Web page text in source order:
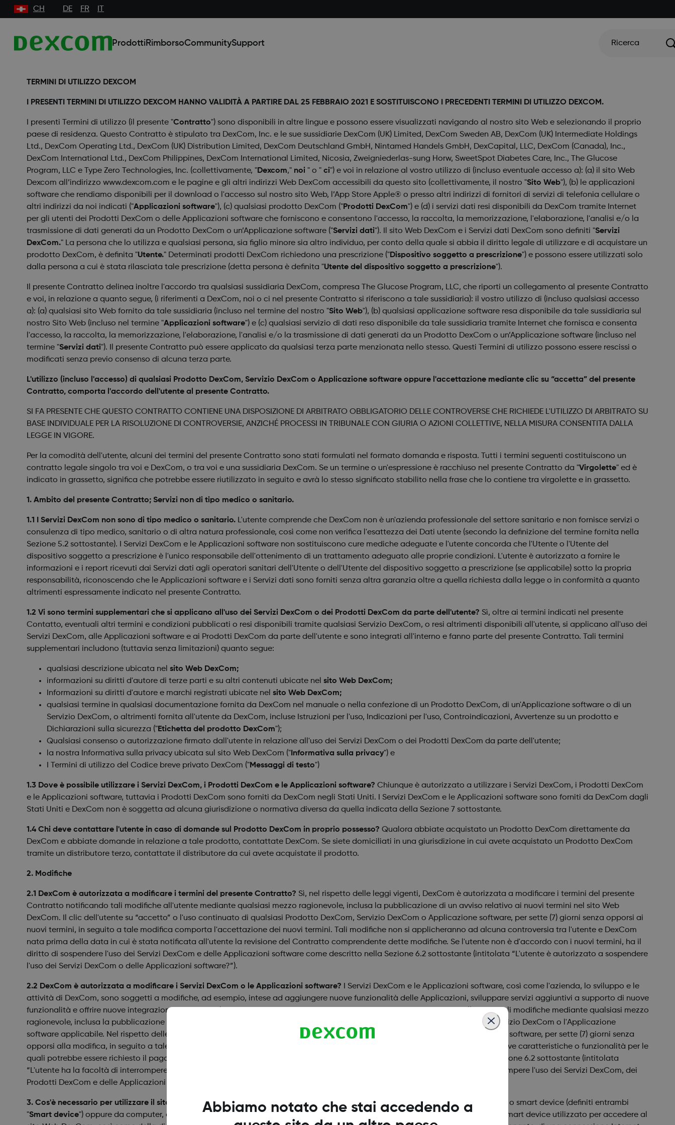
CH DE FR
Prodotti RimborsoCommunitySupport Ricerca
TERMINI DI UTILIZZO DEXCOM
I PRESENTI TERMINI DI UTILIZZO DEXCOM HANNO VALIDITÀ A PARTIRE DAL 25 FEBBRAIO 2021 E SOSTITUISCONO I PRECEDENTI TERMINI DI UTILIZZO DEXCOM.
I presenti Termini di utilizzo (il presente "Contratto") sono disponibili in altre lingue e possono essere visualizzati navigando al nostro sito Web e selezionando il proprio
paese di residenza. Questo Contratto è stipulato tra DexCom, Inc. e le sue sussidiarie DexCom (UK) Limited, DexCom Sweden AB, DexCom (UK) Intermediate Holdings
Ltd., DexCom Operating Ltd., DexCom (UK) Distribution Limited, DexCom Deutschland GmbH, Nintamed Handels GmbH, DexCapital, LLC, DexCom (Canada), Inc.,
DexCom International Ltd., DexCom Philippines, DexCom International Limited, Nicosia, Zweigniederlas-sung Horw, SweetSpot Diabetes Care, Inc., The Glucose
Program, LLC e Type Zero Technologies, Inc. (collettivamente, "Dexcom,"noi " o "ci") e voi in relazione al vostro utilizzo di (incluso eventuale accesso a): (a) il sito Web
Dexcom all’indirizzo www.dexcom.com e le pagine e gli altri indirizzi Web DexCom accessibili da questo sito (collettivamente, il nostro "Sito Web"), (b) le applicazioni
software che rendiamo disponibili per il download o l'accesso sul nostro sito Web, l’App Store Apple® o presso altri indirizzi di fornitori di servizi di telefonia cellulare o
altri indirizzi da noi indicati ("Applicazioni software"), (c) qualsiasi prodotto DexCom ("Prodotti DexCom") e (d) i servizi dati resi disponibili da DexCom tramite Internet
per gli utenti dei Prodotti DexCom o delle Applicazioni software che forniscono e consentono l'accesso, la raccolta, la memorizzazione, l'elaborazione, l'analisi e/o la
trasmissione di dati generati da un Prodotto DexCom o un’Applicazione software ("Servizi dati"). Il sito Web DexCom e i Servizi dati DexCom sono definiti "Servizi
DexCom." La persona che lo utilizza e qualsiasi persona, sia figlio minore sia altro individuo, per conto della quale si abbia il diritto legale di utilizzare e di acquistare un
prodotto DexCom, è definita "Utente." Determinati prodotti DexCom richiedono una prescrizione ("Dispositivo soggetto a prescrizione") e possono essere utilizzati solo
dalla persona a cui è stata rilasciata tale prescrizione (detta persona è definita "Utente del dispositivo soggetto a prescrizione").
Il presente Contratto delinea inoltre l'accordo tra qualsiasi sussidiaria DexCom, compresa The Glucose Program, LLC, che riporti un collegamento al presente Contratto
e voi, in relazione a quanto segue, (i riferimenti a DexCom, noi o ci nel presente Contratto si riferiscono a tale sussidiaria): il vostro utilizzo di (incluso qualsiasi accesso
a): (a) qualsiasi sito Web fornito da tale sussidiaria (incluso nel termine del nostro "Sito Web"), (b) qualsiasi applicazione software resa disponibile da tale sussidiaria sul
nostro Sito Web (incluso nel termine "Applicazioni software") e (c) qualsiasi servizio di dati reso disponibile da tale sussidiaria tramite Internet che fornisca e consenta
l'accesso, la raccolta, la memorizzazione, l'elaborazione, l'analisi e/o la trasmissione di dati generati da un Prodotto DexCom o un’Applicazione software (incluso nel
termine "Servizi dati"). Il presente Contratto può essere applicato da qualsiasi terza parte menzionata nello stesso. Questi Termini di utilizzo possono essere rescissi o
modificati senza previo consenso di alcuna terza parte.
L'utilizzo (incluso l'accesso) di qualsiasi Prodotto DexCom, Servizio DexCom o Applicazione software oppure l'accettazione mediante clic su “accetta” del presente
Contratto, comporta l'accordo dell'utente al presente Contratto.
SI FA PRESENTE CHE QUESTO CONTRATTO CONTIENE UNA DISPOSIZIONE DI ARBITRATO OBBLIGATORIO DELLE CONTROVERSE CHE RICHIEDE L'UTILIZZO DI ARBITRATO SU
BASE INDIVIDUALE PER LA RISOLUZIONE DI CONTROVERSIE, ANZICHÉ PROCESSI IN TRIBUNALE CON GIURIA O AZIONI COLLETTIVE, NELLA MISURA CONSENTITA DALLA
LEGGE IN VIGORE.
Per la comodità dell'utente, alcuni dei termini del presente Contratto sono stati formulati nel formato domanda e risposta. Tutti i termini seguenti costituiscono un
contratto legale singolo tra voi e DexCom, o tra voi e una sussidiaria DexCom. Se un termine o un'espressione è racchiuso nel presente Contratto da "Virgolette" ed è
indicato in grassetto, significa che potrebbe essere riutilizzato in seguito e avrà lo stesso significato stabilito nella frase che lo contiene tra virgolette e in grassetto.
1. Ambito del presente Contratto; Servizi non di tipo medico o sanitario.
1.1 I Servizi DexCom non sono di tipo medico o sanitario. L'utente comprende che DexCom non è un'azienda professionale del settore sanitario e non fornisce servizi o
consulenza di tipo medico, sanitario o di altra natura professionale, così come non verifica l'esattezza dei Dati utente (secondo la definizione del termine fornita nella
Sezione 5.2 sottostante). I Servizi DexCom e le Applicazioni software non sostituiscono cure mediche adeguate e l'utente concorda che l'Utente o l'Utente del
dispositivo soggetto a prescrizione è l'unico responsabile dell'ottenimento di un trattamento adeguato alle proprie condizioni. L'utente è autorizzato a fornire le
informazioni e i report ricevuti dai Servizi dati agli operatori sanitari dell'Utente o dell'Utente del dispositivo soggetto a prescrizione (se applicabile) sotto la propria
responsabilità, riconoscendo che le Applicazioni software e i Servizi dati sono forniti senza altra garanzia oltre a quella richiesta dalla legge o in conformità a quanto
altrimenti espressamente indicato nel presente Contratto.
1.2 Vi sono termini supplementari che si applicano all'uso dei Servizi DexCom o dei Prodotti DexCom da parte dell'utente? Sì, oltre ai termini indicati nel presente
Contatto, eventuali altri termini e condizioni pubblicati o resi disponibili tramite qualsiasi Servizio DexCom, o resi altrimenti disponibili all'utente, si applicano all'uso dei
Servizi DexCom, alle Applicazioni software e ai Prodotti DexCom da parte dell'utente e sono integrati all'interno e fanno parte del presente Contratto. Tali termini
supplementari includono (tuttavia senza limitazioni) quanto segue:
qualsiasi descrizione ubicata nel sito Web DexCom;
informazioni su diritti d'autore di terze parti e su altri contenuti ubicate nel sito Web DexCom;
Informazioni su diritti d'autore e marchi registrati ubicate nel sito Web DexCom;
qualsiasi termine in qualsiasi documentazione fornita da DexCom nel manuale o nella confezione di un Prodotto DexCom, di un'Applicazione software o di un
Servizio DexCom, o altrimenti fornita all'utente da DexCom, incluse Istruzioni per l'uso, Indicazioni per l'uso, Controindicazioni, Avvertenze su un prodotto e
Dichiarazioni sulla sicurezza ("Etichetta del prodotto DexCom");
Qualsiasi consenso o autorizzazione firmato dall'utente in relazione all'uso dei Servizi DexCom o dei Prodotti DexCom da parte dell'utente;
la nostra Informativa sulla privacy ubicata sul sito Web DexCom ("Informativa sulla privacy") e
I Termini di utilizzo del Codice breve privato DexCom ("Messaggi di testo")
1.3 Dove è possibile utilizzare i Servizi DexCom, i Prodotti DexCom e le Applicazioni software? Chiunque è autorizzato a utilizzare i Servizi DexCom, i Prodotti DexCom
e le Applicazioni software, tuttavia i Prodotti DexCom sono forniti da DexCom negli Stati Uniti. I Servizi DexCom e le Applicazioni software sono forniti da DexCom dagli
Stati Uniti e DexCom non è soggetta ad alcuna giurisdizione o normativa diversa da quella indicata della Sezione 7 sottostante.
1.4 Chi deve contattare l'utente in caso di domande sul Prodotto DexCom in proprio possesso? Qualora abbiate acquistato un Prodotto DexCom direttamente da
DexCom e abbiate domande in relazione a tale prodotto, contattate DexCom. Se siete domiciliati in una giurisdizione in cui avete acquistato un Prodotto DexCom
tramite un distributore terzo, contattate il distributore da cui avete acquistate il prodotto.
2. Modifiche
2.1 DexCom è autorizzata a modificare i termini del presente Contratto? Sì, nel rispetto delle leggi vigenti, DexCom è autorizzata a modificare i termini del presente
Contratto notificando tali modifiche all'utente mediante qualsiasi mezzo ragionevole, inclusa la pubblicazione di un avviso relativo ai nuovi termini nel sito Web
DexCom. Il clic dell'utente su “accetto” o l'uso continuato di qualsiasi Prodotto DexCom, Servizio DexCom o Applicazione software, per sette (7) giorni senza opporsi ai
nuovi termini, in seguito a tale modifica comporta l'accettazione dei nuovi termini. Tali modifiche non si applicheranno ad alcuna controversia tra l'utente e DexCom
nata prima della data in cui è stata notificata all'utente la revisione del Contratto comprendente dette modifiche. Se l'utente non è d'accordo con i nuovi termini, ha il
diritto di sospendere l'uso dei Servizi DexCom e delle Applicazioni software come descritto nella Sezione 6.2 sottostante (intitolata “L'utente è autorizzato a sospendere
l'uso dei Servizi DexCom o delle Applicazioni software?”).
2.2 DexCom è autorizzata a modificare i Servizi DexCom o le Applicazioni software?
I Servizi DexCom e le Applicazioni software, così come l'azienda, lo sviluppo e le
attività di DexCom, sono soggetti a modifiche, ad esempio, intese ad aggiungere nuove funzionalità delle Applicazioni, sviluppare servizi aggiuntivi a supporto di nuove
funzionalità e offrire nuove integrazione, come stabilito periodicamente da DexCom a sua discrezione, comunicando all'utente tali modifiche mediante qualsiasi mezzo
ragionevole, inclusa la pubblicazione di un avviso sul sito Web DexCom o fornendo altrimenti all'utente una notifica tramite il Servizio DexCom o l'Applicazione
software applicabile. Nel rispetto delle leggi vigenti, l'uso continuato da parte dell'utente del Servizio DexCom o dell'Applicazione software, per sette (7) giorni senza
opporsi alla modifica, in seguito a tale modifica comporta l'accettazione della stessa. DexCom si riserva il diritto di introdurre nuove caratteristiche o funzionalità per le
quali potrebbe essere richiesto il pagamento di un canone. Se l'utente non è d'accordo con le modifiche, come descritto nella Sezione 6.2 sottostante (intitolata
“L'utente ha la facoltà di interrompere l'utilizzo dei Servizi DexCom o l'utilizzo delle Applicazione software?”), ha il diritto di interrompere l'uso dei Servizi DexCom, dei
Prodotti DexCom e delle Applicazioni software.
3. Cos'è necessario per utilizzare il sito Web DexCom?Il sito Web DexCom è accessibile tramite Internet da qualsiasi smart phone o smart device (definiti entrambi
"Smart device") oppure da computer, avendo a disposizione un browser compatibile. L'utente è responsabile di ogni computer o Smart device utilizzato per accedere al
Abbiamo notato che stai accedendo a